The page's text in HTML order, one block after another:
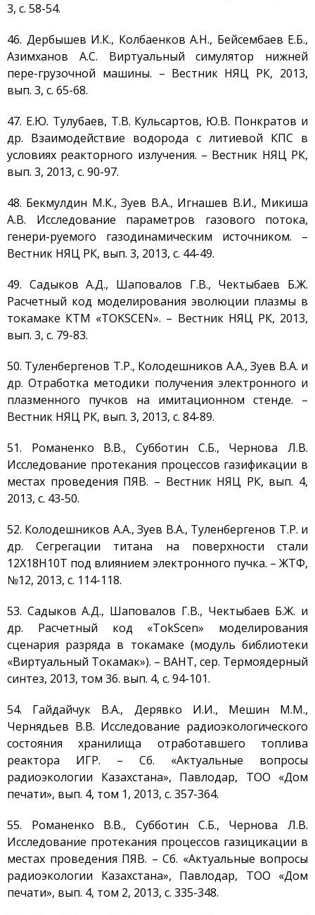
3, с. 58-54.
46. Дербышев И.К., Колбаенков А.Н., Бейсембаев Е.Б.,
Азимханов А.С. Виртуальный симулятор нижней
пере-грузочной машины. – Вестник НЯЦ РК, 2013,
вып. 3, с. 65-68.
47. Е.Ю. Тулубаев, Т.В. Кульсартов, Ю.В. Понкратов и
др. Взаимодействие водорода с литиевой КПС в
условиях реакторного излучения. – Вестник НЯЦ РК,
вып. 3, 2013, с. 90-97.
48. Бекмулдин М.К., Зуев В.А., Игнашев В.И., Микиша
А.В. Исследование параметров газового потока,
генери-руемого газодинамическим источником. –
Вестник НЯЦ РК, вып. 3, 2013, с. 44-49.
49. Садыков А.Д., Шаповалов Г.В., Чектыбаев Б.Ж.
Расчетный код моделирования эволюции плазмы в
токамаке КТМ «TOKSCEN». – Вестник НЯЦ РК, 2013,
вып. 3, с. 79-83.
50. Туленбергенов Т.Р., Колодешников А.А., Зуев В.А. и
др. Отработка методики получения электронного и
плазменного пучков на имитационном стенде. –
Вестник НЯЦ РК, вып. 3, 2013, с. 84-89.
51. Романенко В.В., Субботин С.Б., Чернова Л.В.
Исследование протекания процессов газификации в
местах проведения ПЯВ. – Вестник НЯЦ РК, вып. 4,
2013, с. 43-50.
52. Колодешников А.А., Зуев В.А., Туленбергенов Т.Р. и
др. Сегрегации титана на поверхности стали
12Х18Н10Т под влиянием электронного пучка. – ЖТФ,
№12, 2013, с. 114-118.
53. Садыков А.Д., Шаповалов Г.В., Чектыбаев Б.Ж. и
др. Расчетный код «TokScen» моделирования
сценария разряда в токамаке (модуль библиотеки
«Виртуальный Токамак»). – ВАНТ, сер. Термоядерный
синтез, 2013, том 36. вып. 4, с. 94-101.
54. Гайдайчук В.А., Дерявко И.И., Мешин М.М.,
Чернядьев В.В. Исследование радиоэкологического
состояния хранилища отработавшего топлива
реактора ИГР. – Сб. «Актуальные вопросы
радиоэкологии Казахстана», Павлодар, ТОО «Дом
печати», вып. 4, том 1, 2013, с. 357-364.
55. Романенко В.В., Субботин С.Б., Чернова Л.В.
Исследование протекания процессов газицикации в
местах проведения ПЯВ. – Сб. «Актуальные вопросы
радиоэкологии Казахстана», Павлодар, ТОО «Дом
печати», вып. 4, том 2, 2013, с. 335-348.